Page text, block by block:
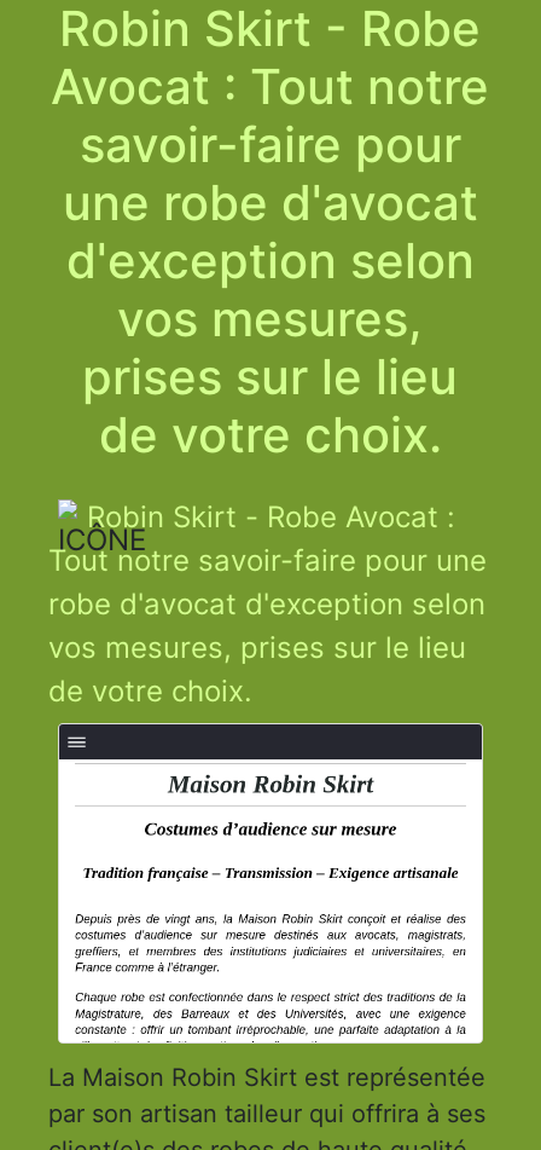
Robin Skirt - Robe
Avocat : Tout notre
savoir-faire pour
une robe d'avocat
d'exception selon
vos mesures,
prises sur le lieu
de votre choix.
Robin Skirt - Robe Avocat :
Tout notre savoir-faire pour une
robe d'avocat d'exception selon
vos mesures, prises sur le lieu
de votre choix.
La Maison Robin Skirt est représentée
par son artisan tailleur qui offrira à ses